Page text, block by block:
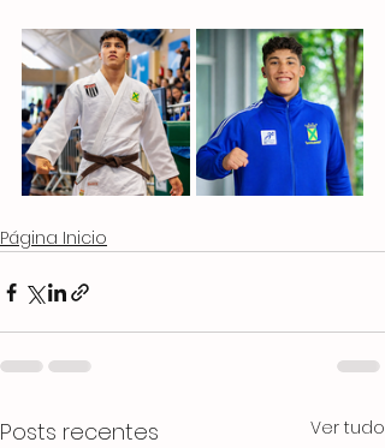
Página Inicio
Posts recentes Ver tudo